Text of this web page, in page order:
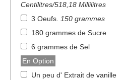
Centilitres/518,18 Millilitres
3 Oeufs. 150 grammes
180 grammes de Sucre
6 grammes de Sel
En Option
Un peu d' Extrait de vanille